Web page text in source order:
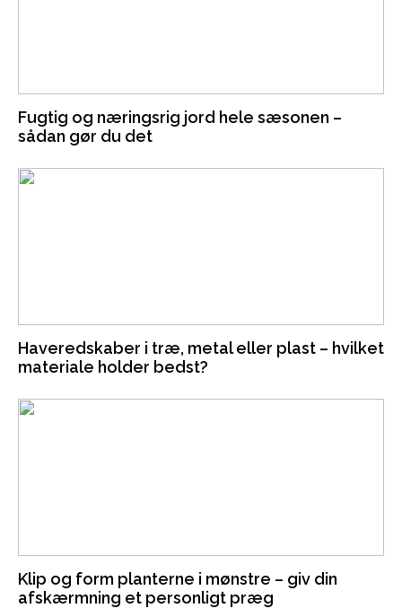
Fugtig og næringsrig jord hele sæsonen –
sådan gør du det
Haveredskaber i træ, metal eller plast – hvilket
materiale holder bedst?
Klip og form planterne i mønstre – giv din
afskærmning et personligt præg